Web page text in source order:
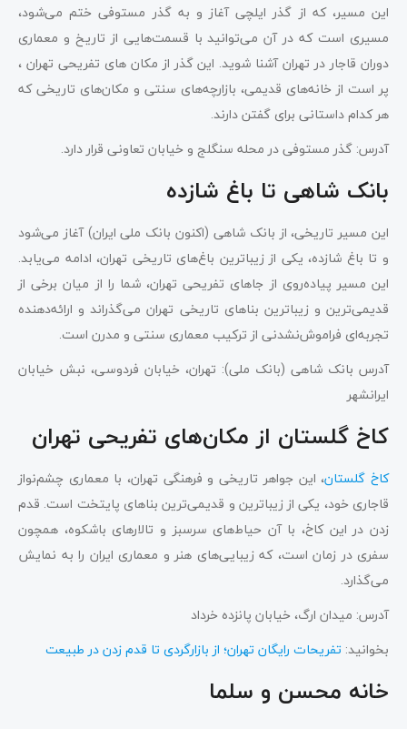
این مسیر، که از گذر ایلچی آغاز و به گذر مستوفی ختم می‌شود،
مسیری است که در آن می‌توانید با قسمت‌هایی از تاریخ و معماری
دوران قاجار در تهران آشنا شوید. این گذر از مکان ‌های تفریحی تهران ،
پر است از خانه‌های قدیمی، بازارچه‌های سنتی و مکان‌های تاریخی که
هر کدام داستانی برای گفتن دارند.
آدرس: گذر مستوفی در محله سنگلج و خیابان تعاونی قرار دارد.
بانک شاهی تا باغ شازده
این مسیر تاریخی، از بانک شاهی (اکنون بانک ملی ایران) آغاز می‌شود
و تا باغ شازده، یکی از زیباترین باغ‌های تاریخی تهران، ادامه می‌یابد.
این مسیر پیاده‌روی از جاهای تفریحی تهران، شما را از میان برخی از
قدیمی‌ترین و زیباترین بناهای تاریخی تهران می‌گذراند و ارائه‌دهنده
تجربه‌ای فراموش‌نشدنی از ترکیب معماری سنتی و مدرن است.
آدرس بانک شاهی (بانک ملی): تهران، خیابان فردوسی، نبش خیابان
ایرانشهر
کاخ گلستان از مکان‌های تفریحی تهران
کاخ گلستان، این جواهر تاریخی و فرهنگی تهران، با معماری چشم‌نواز
قاجاری خود، یکی از زیباترین و قدیمی‌ترین بناهای پایتخت است. قدم
زدن در این کاخ، با آن حیاط‌های سرسبز و تالارهای باشکوه، همچون
سفری در زمان است، که زیبایی‌های هنر و معماری ایران را به نمایش
می‌گذارد.
آدرس: میدان ارگ، خیابان پانزده خرداد
بخوانید: تفریحات رایگان تهران؛ از بازارگردی تا قدم زدن در طبیعت
خانه محسن و سلما